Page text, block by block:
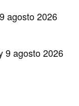
agosto 2026
9 agosto 2026